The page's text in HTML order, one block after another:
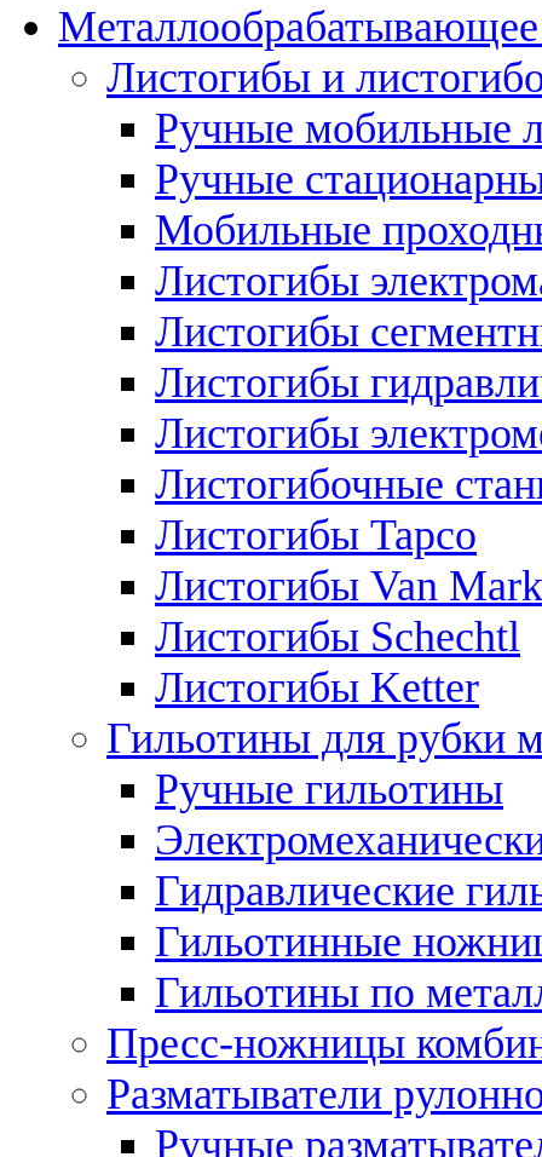
Металлообрабатывающее
Листогибы и
Ручные мобильные
Ручные
Мобильные
Листогибы
Листогибы
Листогибы
Листогибы
Листогибочные
Листогибы Tapco
Листогибы Van Mark
Листогибы Schechtl
Листогибы Ketter
Гильотины для рубки
Ручные гильотины
Гидравлические
Гильотинные
Гильотины по
Пресс-ножницы
Разматыватели
Ручные